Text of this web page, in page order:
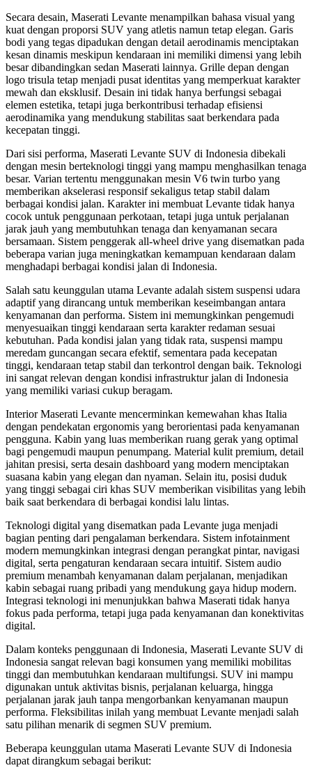
Secara desain, Maserati Levante menampilkan bahasa visual yang
kuat dengan proporsi SUV yang atletis namun tetap elegan. Garis
bodi yang tegas dipadukan dengan detail aerodinamis menciptakan
kesan dinamis meskipun kendaraan ini memiliki dimensi yang lebih
besar dibandingkan sedan Maserati lainnya. Grille depan dengan
logo trisula tetap menjadi pusat identitas yang memperkuat karakter
mewah dan eksklusif. Desain ini tidak hanya berfungsi sebagai
elemen estetika, tetapi juga berkontribusi terhadap efisiensi
aerodinamika yang mendukung stabilitas saat berkendara pada
kecepatan tinggi.
Dari sisi performa, Maserati Levante SUV di Indonesia dibekali
dengan mesin berteknologi tinggi yang mampu menghasilkan tenaga
besar. Varian tertentu menggunakan mesin V6 twin turbo yang
memberikan akselerasi responsif sekaligus tetap stabil dalam
berbagai kondisi jalan. Karakter ini membuat Levante tidak hanya
cocok untuk penggunaan perkotaan, tetapi juga untuk perjalanan
jarak jauh yang membutuhkan tenaga dan kenyamanan secara
bersamaan. Sistem penggerak all-wheel drive yang disematkan pada
beberapa varian juga meningkatkan kemampuan kendaraan dalam
menghadapi berbagai kondisi jalan di Indonesia.
Salah satu keunggulan utama Levante adalah sistem suspensi udara
adaptif yang dirancang untuk memberikan keseimbangan antara
kenyamanan dan performa. Sistem ini memungkinkan pengemudi
menyesuaikan tinggi kendaraan serta karakter redaman sesuai
kebutuhan. Pada kondisi jalan yang tidak rata, suspensi mampu
meredam guncangan secara efektif, sementara pada kecepatan
tinggi, kendaraan tetap stabil dan terkontrol dengan baik. Teknologi
ini sangat relevan dengan kondisi infrastruktur jalan di Indonesia
yang memiliki variasi cukup beragam.
Interior Maserati Levante mencerminkan kemewahan khas Italia
dengan pendekatan ergonomis yang berorientasi pada kenyamanan
pengguna. Kabin yang luas memberikan ruang gerak yang optimal
bagi pengemudi maupun penumpang. Material kulit premium, detail
jahitan presisi, serta desain dashboard yang modern menciptakan
suasana kabin yang elegan dan nyaman. Selain itu, posisi duduk
yang tinggi sebagai ciri khas SUV memberikan visibilitas yang lebih
baik saat berkendara di berbagai kondisi lalu lintas.
Teknologi digital yang disematkan pada Levante juga menjadi
bagian penting dari pengalaman berkendara. Sistem infotainment
modern memungkinkan integrasi dengan perangkat pintar, navigasi
digital, serta pengaturan kendaraan secara intuitif. Sistem audio
premium menambah kenyamanan dalam perjalanan, menjadikan
kabin sebagai ruang pribadi yang mendukung gaya hidup modern.
Integrasi teknologi ini menunjukkan bahwa Maserati tidak hanya
fokus pada performa, tetapi juga pada kenyamanan dan konektivitas
digital.
Dalam konteks penggunaan di Indonesia, Maserati Levante SUV di
Indonesia sangat relevan bagi konsumen yang memiliki mobilitas
tinggi dan membutuhkan kendaraan multifungsi. SUV ini mampu
digunakan untuk aktivitas bisnis, perjalanan keluarga, hingga
perjalanan jarak jauh tanpa mengorbankan kenyamanan maupun
performa. Fleksibilitas inilah yang membuat Levante menjadi salah
satu pilihan menarik di segmen SUV premium.
Beberapa keunggulan utama Maserati Levante SUV di Indonesia
dapat dirangkum sebagai berikut: